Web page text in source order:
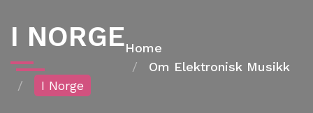
I NORGEHome
Om Elektronisk Musikk
I Norge